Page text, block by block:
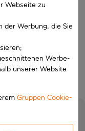
Webseite zu
der Werbung, die Sie
Werbe-
unserer Website
Gruppen Cookie-